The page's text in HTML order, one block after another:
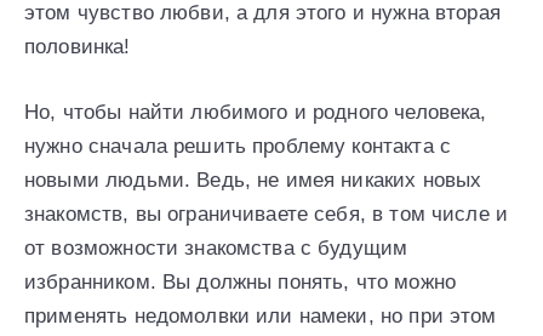
этом чувство любви, а для этого и нужна вторая
половинка!
Но, чтобы найти любимого и родного человека,
нужно сначала решить проблему контакта с
новыми людьми. Ведь, не имея никаких новых
знакомств, вы ограничиваете себя, в том числе и
от возможности знакомства с будущим
избранником. Вы должны понять, что можно
применять недомолвки или намеки, но при этом